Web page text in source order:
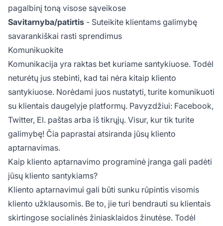
pagalbinį toną visose sąveikose
Savitarnyba/patirtis - Suteikite klientams galimybę
savarankiškai rasti sprendimus
Komunikuokite
Komunikacija yra raktas bet kuriame santykiuose. Todėl
neturėtų jus stebinti, kad tai nėra kitaip kliento
santykiuose. Norėdami juos nustatyti, turite komunikuoti
su klientais daugelyje platformų. Pavyzdžiui: Facebook,
Twitter, El. paštas arba iš tikrųjų. Visur, kur tik turite
galimybę! Čia paprastai atsiranda jūsų kliento
aptarnavimas.
Kaip kliento aptarnavimo programinė įranga gali padėti
jūsų kliento santykiams?
Kliento aptarnavimui gali būti sunku rūpintis visomis
kliento užklausomis. Be to, jie turi bendrauti su klientais
skirtingose socialinės žiniasklaidos žinutėse. Todėl